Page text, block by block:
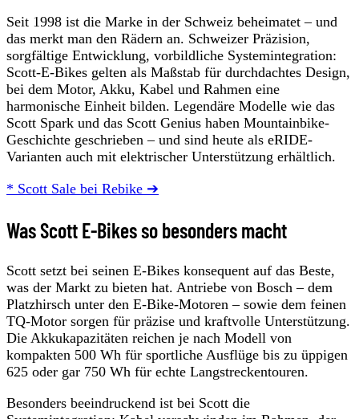
Seit 1998 ist die Marke in der Schweiz beheimatet – und
das merkt man den Rädern an. Schweizer Präzision,
sorgfältige Entwicklung, vorbildliche Systemintegration:
Scott-E-Bikes gelten als Maßstab für durchdachtes Design,
bei dem Motor, Akku, Kabel und Rahmen eine
harmonische Einheit bilden. Legendäre Modelle wie das
Scott Spark und das Scott Genius haben Mountainbike-
Geschichte geschrieben – und sind heute als eRIDE-
Varianten auch mit elektrischer Unterstützung erhältlich.
* Scott Sale bei Rebike ➔
Was Scott E-Bikes so besonders macht
Scott setzt bei seinen E-Bikes konsequent auf das Beste,
was der Markt zu bieten hat. Antriebe von Bosch – dem
Platzhirsch unter den E-Bike-Motoren – sowie dem feinen
TQ-Motor sorgen für präzise und kraftvolle Unterstützung.
Die Akkukapazitäten reichen je nach Modell von
kompakten 500 Wh für sportliche Ausflüge bis zu üppigen
625 oder gar 750 Wh für echte Langstreckentouren.
Besonders beeindruckend ist bei Scott die